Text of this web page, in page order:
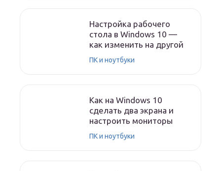
Настройка рабочего
стола в Windows 10 —
как изменить на другой
ПК и ноутбуки
Как на Windows 10
сделать два экрана и
настроить мониторы
ПК и ноутбуки